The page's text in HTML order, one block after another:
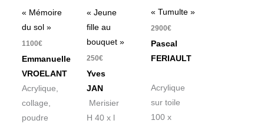
« Mémoire
du sol »
1100€
Emmanuelle
VROELANT
Acrylique,
collage,
poudre
« Jeune
fille au
bouquet »
250€
Yves
JAN
Merisier
H 40 x l
« Tumulte »
2900€
Pascal
FERIAULT
Acrylique
sur toile
100 x